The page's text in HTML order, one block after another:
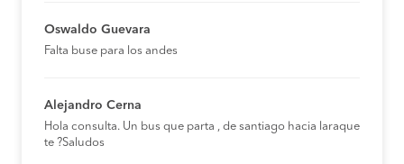
Oswaldo Guevara
Falta buse para los andes
Alejandro Cerna
Hola consulta. Un bus que parta , de santiago hacia laraque
te ?Saludos